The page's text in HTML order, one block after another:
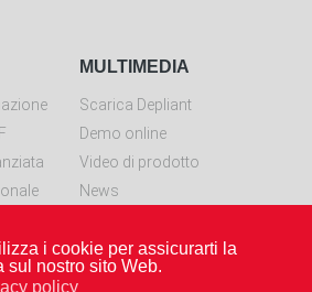
i cookie per assicurarti la
sul nostro sito Web.
policy
per
MULTIMEDIA
Scarica Depliant
Demo online
Video di prodotto
News